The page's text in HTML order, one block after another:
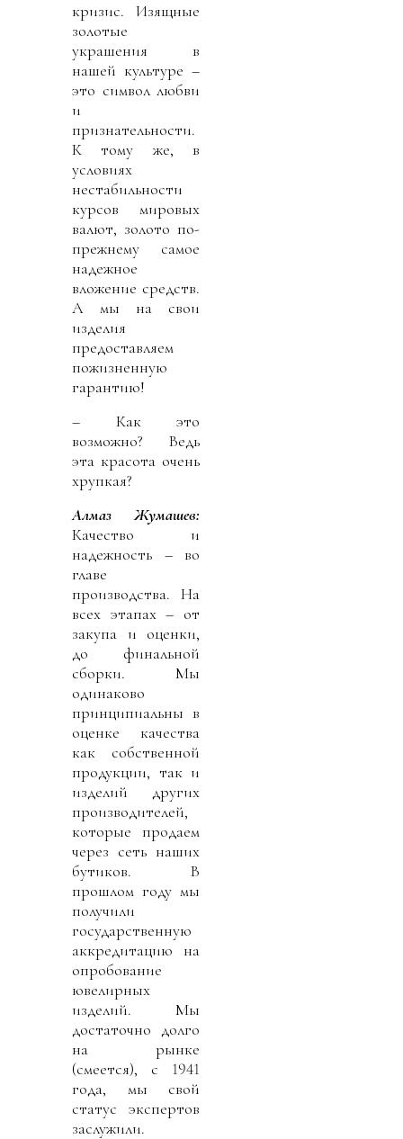
кризис. Изящные
золотые
украшения в
нашей культуре –
это символ любви
и
признательности.
К тому же, в
условиях
нестабильности
курсов мировых
валют, золото по-
прежнему самое
надежное
вложение средств.
А мы на свои
изделия
предоставляем
пожизненную
гарантию!
– Как это
возможно? Ведь
эта красота очень
хрупкая?
Алмаз Жумашев:
Качество и
надежность – во
главе
производства. На
всех этапах – от
закупа и оценки,
до финальной
сборки. Мы
одинаково
принципиальны в
оценке качества
как собственной
продукции, так и
изделий других
производителей,
которые продаем
через сеть наших
бутиков. В
прошлом году мы
получили
государственную
аккредитацию на
опробование
ювелирных
изделий. Мы
достаточно долго
на рынке
(смеется), с 1941
года, мы свой
статус экспертов
заслужили.